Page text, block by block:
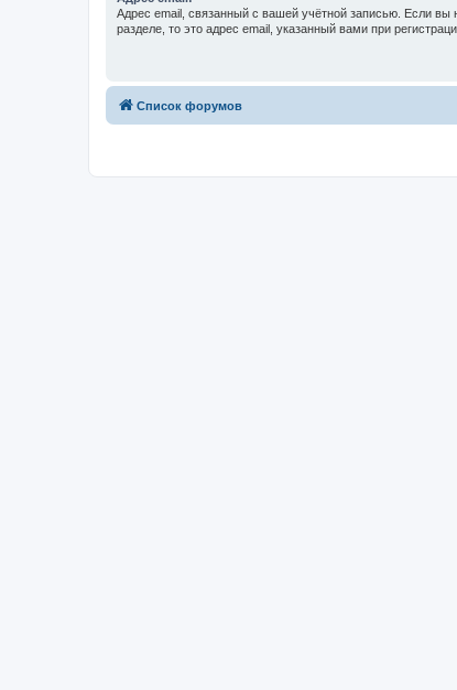
Адрес email, связанный с вашей учётной записью. Если вы
разделе, то это адрес email, указанный вами при
Список форумов